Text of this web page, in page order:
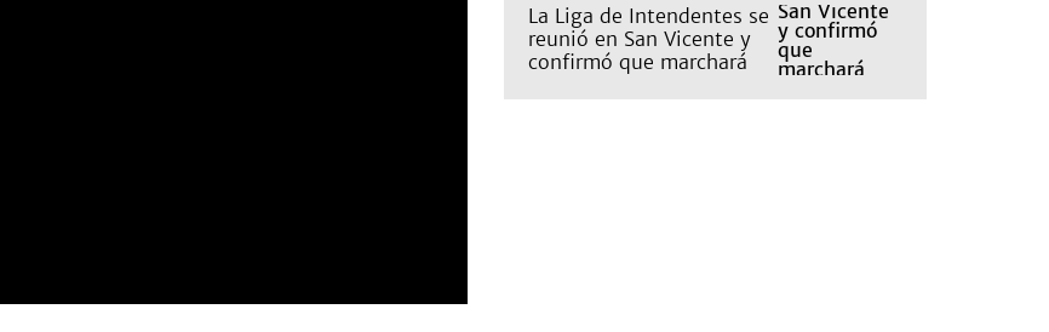
La Liga de Intendentes se
reunió en San Vicente y
confirmó que marchará